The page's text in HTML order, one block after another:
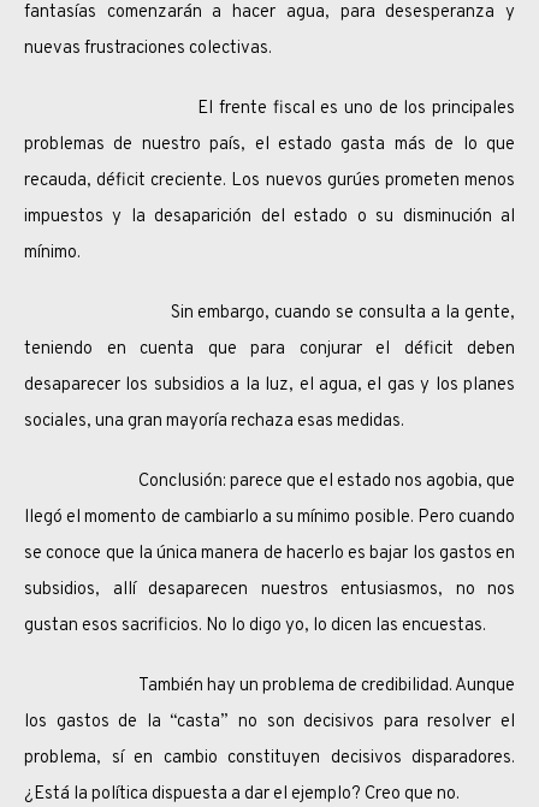
fantasías comenzarán a hacer agua, para desesperanza y
nuevas frustraciones colectivas.
El frente fiscal es uno de los principales
problemas de nuestro país, el estado gasta más de lo que
recauda, déficit creciente. Los nuevos gurúes prometen menos
impuestos y la desaparición del estado o su disminución al
mínimo.
Sin embargo, cuando se consulta a la gente,
teniendo en cuenta que para conjurar el déficit deben
desaparecer los subsidios a la luz, el agua, el gas y los planes
sociales, una gran mayoría rechaza esas medidas.
Conclusión: parece que el estado nos agobia, que
llegó el momento de cambiarlo a su mínimo posible. Pero cuando
se conoce que la única manera de hacerlo es bajar los gastos en
subsidios, allí desaparecen nuestros entusiasmos, no nos
gustan esos sacrificios. No lo digo yo, lo dicen las encuestas.
También hay un problema de credibilidad. Aunque
los gastos de la “casta” no son decisivos para resolver el
problema, sí en cambio constituyen decisivos disparadores.
¿Está la política dispuesta a dar el ejemplo? Creo que no.